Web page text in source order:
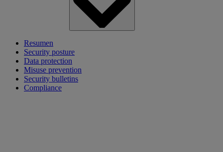
Resumen
Security posture
Data protection
Misuse prevention
Security bulletins
Compliance